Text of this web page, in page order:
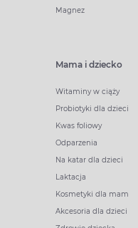
Magnez
Mama i dziecko
Witaminy w ciąży
Probiotyki dla dzieci
Kwas foliowy
Odparzenia
Na katar dla dzieci
Laktacja
Kosmetyki dla mam
Akcesoria dla dzieci